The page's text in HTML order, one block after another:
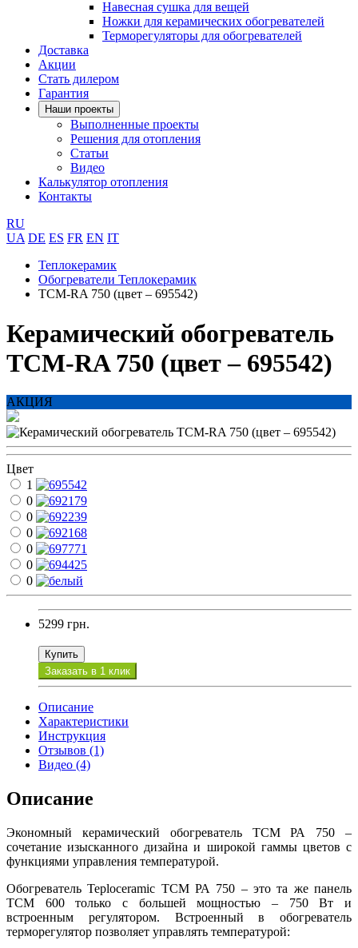
Навесная сушка для вещей
Ножки для керамических обогревателей
Терморегуляторы для обогревателей
Доставка
Акции
Стать дилером
Гарантия
Наши проекты
Выполненные проекты
Решения для отопления
Статьи
Видео
Калькулятор отопления
Контакты
RU
UA DE ES FR EN IT
Теплокерамик
Обогреватели Теплокерамик
ТСМ-RA 750 (цвет – 695542)
Керамический обогреватель
ТСМ-RA 750 (цвет – 695542)
АКЦИЯ
Цвет
1
0
0
0
0
0
0
5299 грн.
Купить
Заказать в 1 клик
Описание
Характеристики
Инструкция
Отзывов (1)
Видео (4)
Описание
Экономный керамический обогреватель ТСМ РА 750 –
сочетание изысканного дизайна и широкой гаммы цветов с
функциями управления температурой.
Обогреватель Teploceramic ТСМ РА 750 – это та же панель
ТСМ 600 только с большей мощностью – 750 Вт и
встроенным регулятором. Встроенный в обогреватель
терморегулятор позволяет управлять температурой: